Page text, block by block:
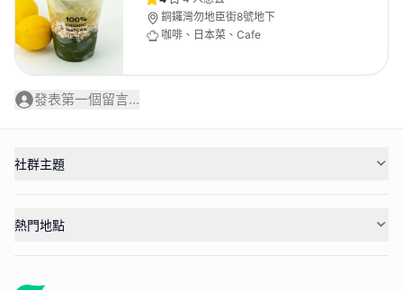
銅鑼灣勿地臣街8號地下
咖啡、日本菜、Cafe
發表第一個留言...
社群主題
熱門地點